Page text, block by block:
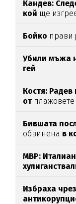
Кандев:
кой ще
Бойко прави
Убили мъжа
гей
Костя: Радев
отплажовете
Бившата
обвинена в
МВР:
Избраха